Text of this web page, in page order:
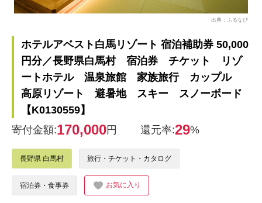
出典：ふるなび
ホテルアベスト白馬リゾート 宿泊補助券 50,000
円分／長野県白馬村 宿泊券 チケット リゾ
ートホテル 温泉旅館 家族旅行 カップル
高原リゾート 避暑地 スキー スノーボード
【K0130559】
寄付金額:170,000円 還元率:29%
長野県 白馬村 旅行・チケット・カタログ
宿泊券・食事券 お気に入り